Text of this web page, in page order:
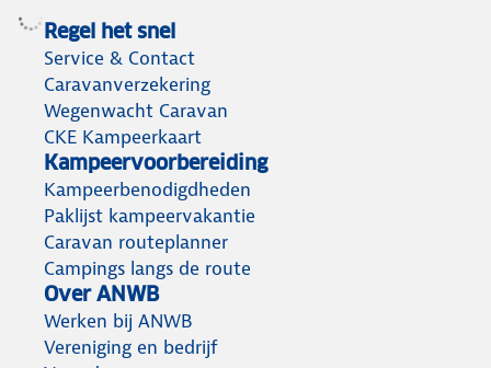
Regel het snel
Service & Contact
Caravanverzekering
Wegenwacht Caravan
CKE Kampeerkaart
Kampeervoorbereiding
Kampeerbenodigdheden
Paklijst kampeervakantie
Caravan routeplanner
Campings langs de route
Over ANWB
Werken bij ANWB
Vereniging en bedrijf